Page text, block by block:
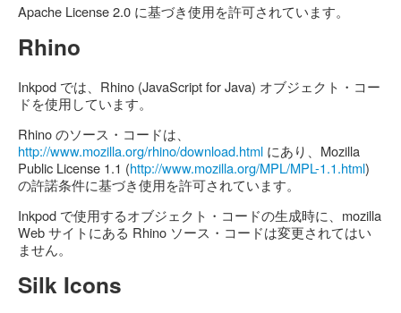
Apache License 2.0 に基づき使用を許可されています。
Rhino
Inkpod では、Rhino (JavaScript for Java) オブジェクト・コー
ドを使用しています。
Rhino のソース・コードは、
http://www.mozilla.org/rhino/download.html にあり、Mozilla
Public License 1.1 (http://www.mozilla.org/MPL/MPL-1.1.html)
の許諾条件に基づき使用を許可されています。
Inkpod で使用するオブジェクト・コードの生成時に、mozilla
Web サイトにある Rhino ソース・コードは変更されてはい
ません。
Silk Icons